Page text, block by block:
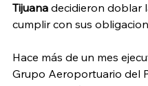
Tijuana decidieron doblar
cumplir con sus
Hace más de un mes
Grupo Aeroportuario del